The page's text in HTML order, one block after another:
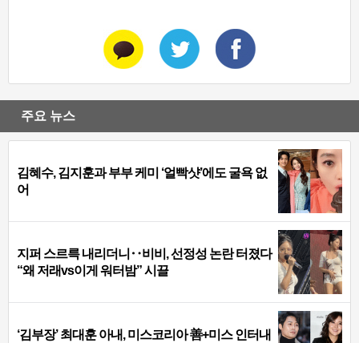
주요 뉴스
김혜수, 김지훈과 부부 케미 ‘얼빡샷’에도 굴욕 없
어
지퍼 스르륵 내리더니‥비비, 선정성 논란 터졌다
“왜 저래vs이게 워터밤” 시끌
‘김부장’ 최대훈 아내, 미스코리아 善+미스 인터내